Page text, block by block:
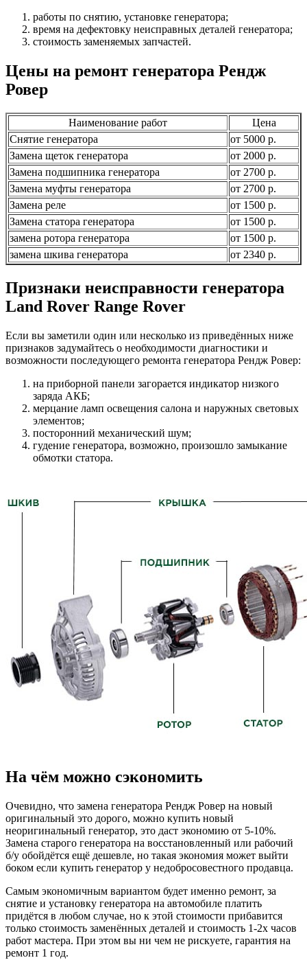
работы по снятию, установке генератора;
время на дефектовку неисправных деталей генератора;
стоимость заменяемых запчастей.
Цены на ремонт генератора Рендж
Ровер
Наименование работ
Цена
Снятие генератора
от 5000 р.
Замена щеток генератора
от 2000 р.
Замена подшипника генератора
от 2700 р.
Замена муфты генератора
от 2700 р.
Замена реле
от 1500 р.
Замена статора генератора
от 1500 р.
замена ротора генератора
от 1500 р.
замена шкива генератора
от 2340 р.
Признаки неисправности генератора
Land Rover Range Rover
Если вы заметили один или несколько из приведённых ниже
признаков задумайтесь о необходимости диагностики и
возможности последующего ремонта генератора Рендж Ровер:
на приборной панели загорается индикатор низкого
заряда АКБ;
мерцание ламп освещения салона и наружных световых
элементов;
посторонний механический шум;
гудение генератора, возможно, произошло замыкание
обмотки статора.
На чём можно сэкономить
Очевидно, что замена генератора Рендж Ровер на новый
оригинальный это дорого, можно купить новый
неоригинальный генератор, это даст экономию от 5-10%.
Замена старого генератора на восстановленный или рабочий
б/у обойдётся ещё дешевле, но такая экономия может выйти
боком если купить генератор у недобросовестного продавца.
Самым экономичным вариантом будет именно ремонт, за
снятие и установку генератора на автомобиле платить
придётся в любом случае, но к этой стоимости прибавится
только стоимость заменённых деталей и стоимость 1-2х часов
работ мастера. При этом вы ни чем не рискуете, гарантия на
ремонт 1 год.